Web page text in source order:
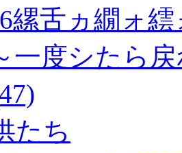
縲舌ヵ繝ォ
一度シたら
たち